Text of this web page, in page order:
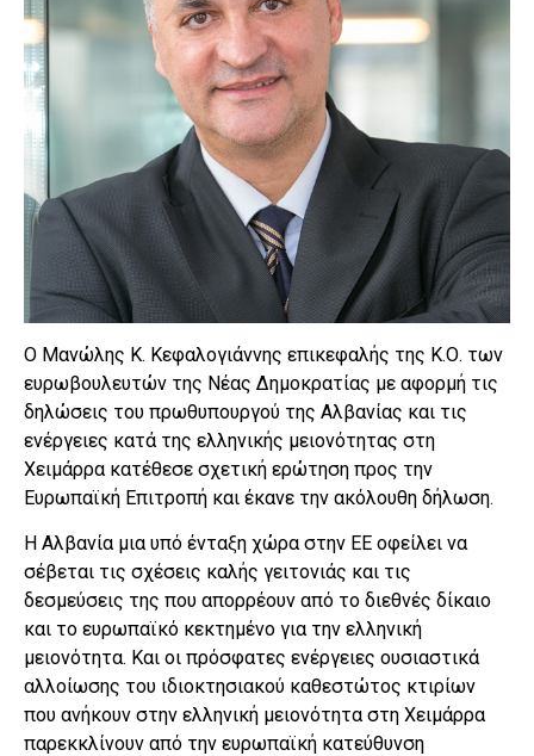
Ο Μανώλης Κ. Κεφαλογιάννης επικεφαλής της Κ.Ο. των
ευρωβουλευτών της Νέας Δημοκρατίας με αφορμή τις
δηλώσεις του πρωθυπουργού της Αλβανίας και τις
ενέργειες κατά της ελληνικής μειονότητας στη
Χειμάρρα κατέθεσε σχετική ερώτηση προς την
Ευρωπαϊκή Επιτροπή και έκανε την ακόλουθη δήλωση.
Η Αλβανία μια υπό ένταξη χώρα στην ΕΕ οφείλει να
σέβεται τις σχέσεις καλής γειτονιάς και τις
δεσμεύσεις της που απορρέουν από το διεθνές δίκαιο
και το ευρωπαϊκό κεκτημένο για την ελληνική
μειονότητα. Και οι πρόσφατες ενέργειες ουσιαστικά
αλλοίωσης του ιδιοκτησιακού καθεστώτος κτιρίων
που ανήκουν στην ελληνική μειονότητα στη Χειμάρρα
παρεκκλίνουν από την ευρωπαϊκή κατεύθυνση